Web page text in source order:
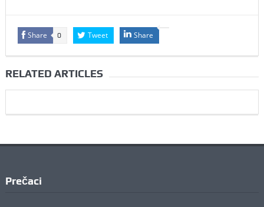
Share 0 Tweet Share
RELATED ARTICLES
Prečaci